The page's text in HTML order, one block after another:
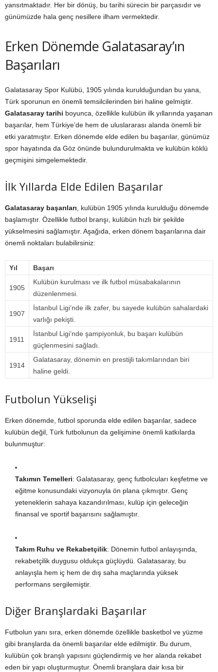
yansıtmaktadır. Her bir dönüş, bu tarihi sürecin bir parçasıdır ve
günümüzde hala genç nesillere ilham vermektedir.
Erken Dönemde Galatasaray’ın
Başarıları
Galatasaray Spor Kulübü, 1905 yılında kurulduğundan bu yana,
Türk sporunun en önemli temsilcilerinden biri haline gelmiştir.
Galatasaray tarihi boyunca, özellikle kulübün ilk yıllarında yaşanan
başarılar, hem Türkiye’de hem de uluslararası alanda önemli bir
etki yaratmıştır. Erken dönemde elde edilen bu başarılar, günümüz
spor hayatında da Göz önünde bulundurulmakta ve kulübün köklü
geçmişini simgelemektedir.
İlk Yıllarda Elde Edilen Başarılar
Galatasaray başarıları , kulübün 1905 yılında kurulduğu dönemde
başlamıştır. Özellikle futbol branşı, kulübün hızlı bir şekilde
yükselmesini sağlamıştır. Aşağıda, erken dönem başarılarına dair
önemli noktaları bulabilirsiniz:
Yıl Başarı
1905
Kulübün kurulması ve ilk futbol müsabakalarının
düzenlenmesi.
1907
İstanbul Ligi’nde ilk zafer, bu sayede kulübün sahalardaki
varlığı pekişti.
1911
İstanbul Ligi’nde şampiyonluk, bu başarı kulübün
güçlenmesini sağladı.
1914
Galatasaray, dönemin en prestijli takımlarından biri
haline geldi.
Futbolun Yükselişi
Erken dönemde, futbol sporunda elde edilen başarılar, sadece
kulübün değil, Türk futbolunun da gelişimine önemli katkılarda
bulunmuştur:
Takımın Temelleri: Galatasaray, genç futbolcuları keşfetme ve
eğitme konusundaki vizyonuyla ön plana çıkmıştır. Genç
yeteneklerin sahaya kazandırılması, kulüp için geleceğin
finansal ve sportif başarısını sağlamıştır.
Takım Ruhu ve Rekabetçilik: Dönemin futbol anlayışında,
rekabetçilik duygusu oldukça güçlüydü. Galatasaray, bu
anlayışla hem iç hem de dış saha maçlarında yüksek
performans sergilemiştir.
Diğer Branşlardaki Başarılar
Futbolun yanı sıra, erken dönemde özellikle basketbol ve yüzme
gibi branşlarda da önemli başarılar elde edilmiştir. Bu durum,
kulübün çok branşlı yapısını güçlendirmiş ve her alanda rekabet
eden bir yapı oluşturmuştur. Önemli branşlara dair kısa bir